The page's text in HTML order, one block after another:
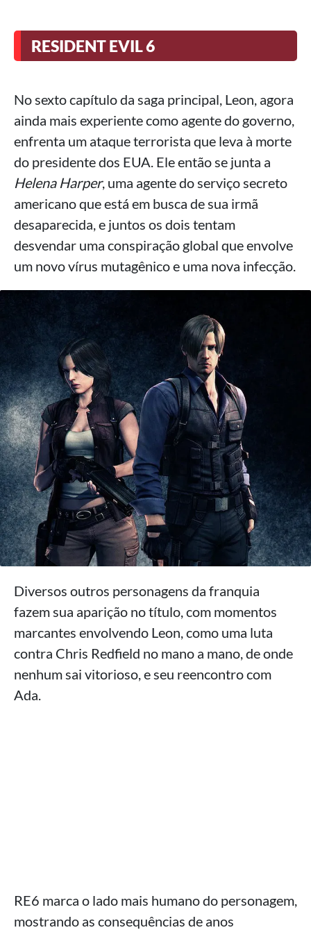
RESIDENT EVIL 6
No sexto capítulo da saga principal, Leon, agora
ainda mais experiente como agente do governo,
enfrenta um ataque terrorista que leva à morte
do presidente dos EUA. Ele então se junta a
Helena Harper, uma agente do serviço secreto
americano que está em busca de sua irmã
desaparecida, e juntos os dois tentam
desvendar uma conspiração global que envolve
um novo vírus mutagênico e uma nova infecção.
Diversos outros personagens da franquia
fazem sua aparição no título, com momentos
marcantes envolvendo Leon, como uma luta
contra Chris Redfield no mano a mano, de onde
nenhum sai vitorioso, e seu reencontro com
Ada.
RE6 marca o lado mais humano do personagem,
mostrando as consequências de anos